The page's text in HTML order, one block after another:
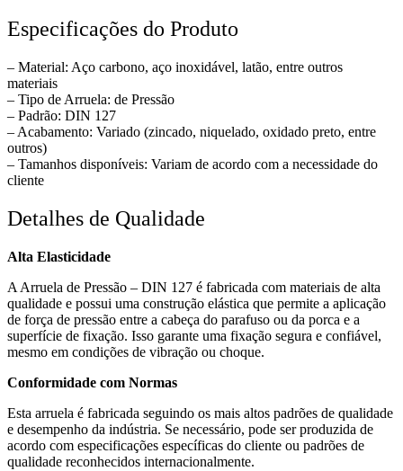
Especificações do Produto
– Material: Aço carbono, aço inoxidável, latão, entre outros
materiais
– Tipo de Arruela: de Pressão
– Padrão: DIN 127
– Acabamento: Variado (zincado, niquelado, oxidado preto, entre
outros)
– Tamanhos disponíveis: Variam de acordo com a necessidade do
cliente
Detalhes de Qualidade
Alta Elasticidade
A Arruela de Pressão – DIN 127 é fabricada com materiais de alta
qualidade e possui uma construção elástica que permite a aplicação
de força de pressão entre a cabeça do parafuso ou da porca e a
superfície de fixação. Isso garante uma fixação segura e confiável,
mesmo em condições de vibração ou choque.
Conformidade com Normas
Esta arruela é fabricada seguindo os mais altos padrões de qualidade
e desempenho da indústria. Se necessário, pode ser produzida de
acordo com especificações específicas do cliente ou padrões de
qualidade reconhecidos internacionalmente.